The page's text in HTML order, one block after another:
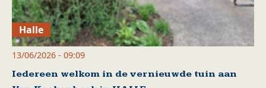
Halle
13/06/2026 - 09:09
Iedereen welkom in de vernieuwde tuin aan